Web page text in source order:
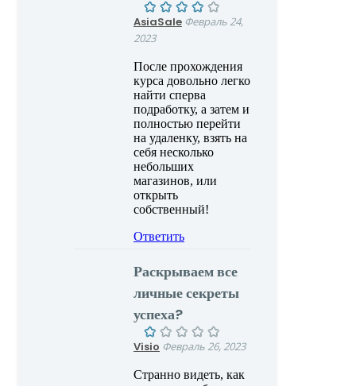
AsiaSale Февраль 24,
2023
После прохождения
курса довольно легко
найти сперва
подработку, а затем и
полностью перейти
на удаленку, взять на
себя несколько
небольших
магазинов, или
открыть
собственный!
Ответить
Раскрываем все
личные секреты
успеха?
Visio Февраль 26, 2023
Странно видеть, как